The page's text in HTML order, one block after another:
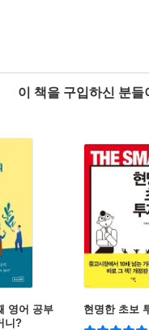
이 책을 구입하신 분
영어 공부
니?
현명한 초보